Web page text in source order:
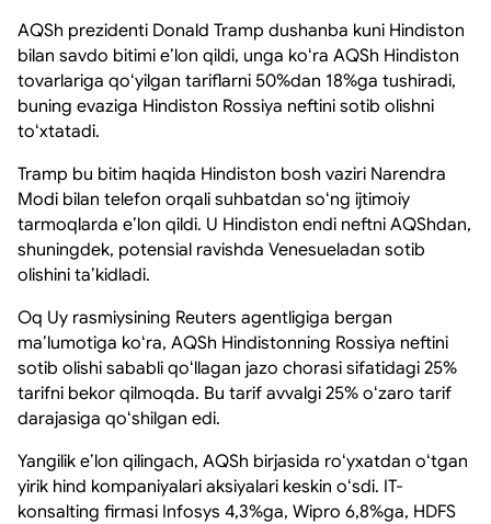
AQSh prezidenti Donald Tramp dushanba kuni Hindiston
bilan savdo bitimi eʼlon qildi, unga koʻra AQSh Hindiston
tovarlariga qoʻyilgan tariflarni 50%dan 18%ga tushiradi,
buning evaziga Hindiston Rossiya neftini sotib olishni
toʻxtatadi.
Tramp bu bitim haqida Hindiston bosh vaziri Narendra
Modi bilan telefon orqali suhbatdan soʻng ijtimoiy
tarmoqlarda eʼlon qildi. U Hindiston endi neftni AQShdan,
shuningdek, potensial ravishda Venesueladan sotib
olishini taʼkidladi.
Oq Uy rasmiysining Reuters agentligiga bergan
maʼlumotiga koʻra, AQSh Hindistonning Rossiya neftini
sotib olishi sababli qoʻllagan jazo chorasi sifatidagi 25%
tarifni bekor qilmoqda. Bu tarif avvalgi 25% oʻzaro tarif
darajasiga qoʻshilgan edi.
Yangilik eʼlon qilingach, AQSh birjasida roʻyxatdan oʻtgan
yirik hind kompaniyalari aksiyalari keskin oʻsdi. IT-
konsalting firmasi Infosys 4,3%ga, Wipro 6,8%ga, HDFS